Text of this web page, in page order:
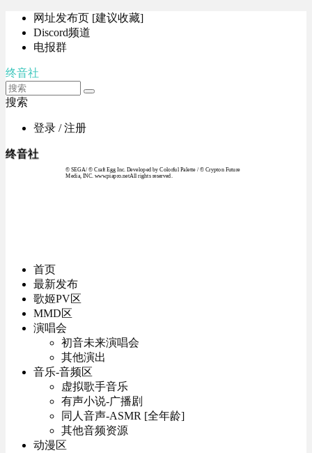
网址发布页 [建议收藏]
Discord频道
电报群
终音社
搜索
登录 / 注册
终音社
© SEGA / © Craft Egg Inc. Developed by Colorful Palette / © Crypton Future
Media, INC. www.piapro.netAll rights reserved.
首页
最新发布
歌姬PV区
MMD区
演唱会
初音未来演唱会
其他演出
音乐-音频区
虚拟歌手音乐
有声小说-广播剧
同人音声-ASMR [全年龄]
其他音频资源
动漫区